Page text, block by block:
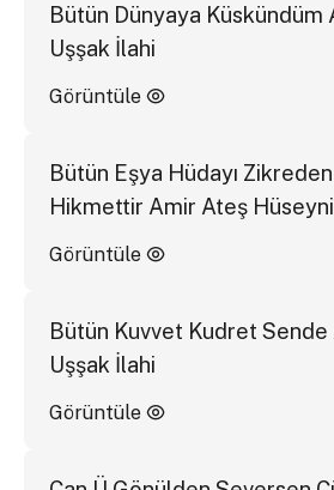
Bütün Dünyaya Küskündüm
Uşşak İlahi
Görüntüle
Bütün Eşya Hüdayı Zikreden
Hikmettir Amir Ateş
Görüntüle
Bütün Kuvvet Kudret
Uşşak İlahi
Görüntüle